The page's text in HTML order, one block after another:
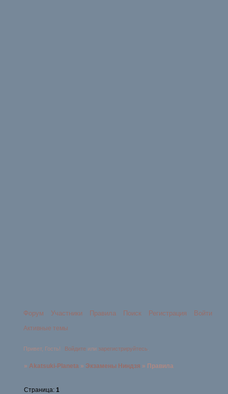
Форум Участники Правила Поиск Регистрация Войти
Активные темы
Привет, Гость! Войдите или зарегистрируйтесь.
»Akatsuki-Planeta » Экзамены Ниндзя » Правила
Страница:1